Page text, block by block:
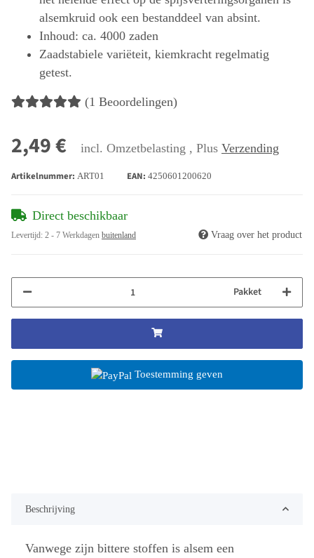
alsemkruid ook een bestanddeel van absint.
Inhoud: ca. 4000 zaden
Zaadstabiele variëteit, kiemkracht regelmatig
getest.
(1 Beoordelingen)
2,49 € incl. Omzetbelasting , Plus Verzending
Artikelnummer: ART01 EAN: 4250601200620
Direct beschikbaar
Levertijd: 2 - 7 Werkdagen buitenland Vraag over het product
Pakket
Toestemming geven
Beschrijving
Vanwege zijn bittere stoffen is alsem een